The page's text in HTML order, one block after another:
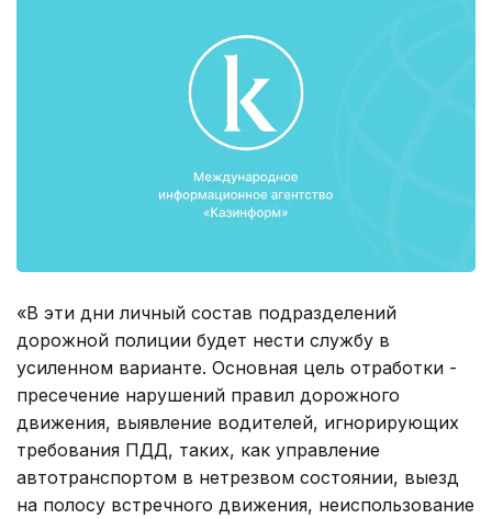
«В эти дни личный состав подразделений
дорожной полиции будет нести службу в
усиленном варианте. Основная цель отработки -
пресечение нарушений правил дорожного
движения, выявление водителей, игнорирующих
требования ПДД, таких, как управление
автотранспортом в нетрезвом состоянии, выезд
на полосу встречного движения, неиспользование